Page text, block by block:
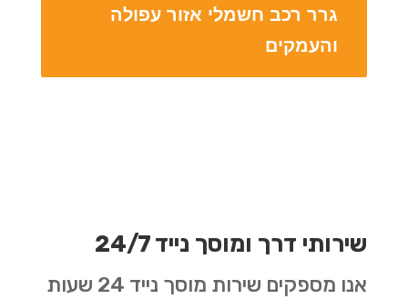
גרר רכב חשמלי אזור עפולה
והעמקים
שירותי דרך ומוסך נייד 24/7
אנו מספקים שירות מוסך נייד 24 שעות